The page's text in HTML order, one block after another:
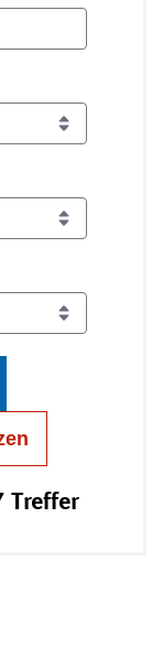
Treffer